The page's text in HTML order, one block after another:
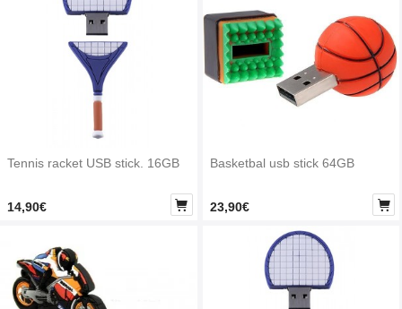
Tennis racket USB stick. 16GB
14,90€ 
Basketbal usb stick 64GB
23,90€ 